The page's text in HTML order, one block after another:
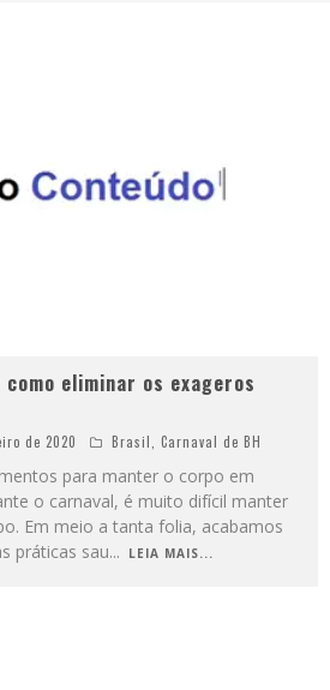
eliminar os exageros
de 2020 Brasil, Carnaval de BH
para manter o corpo em
o carnaval, é muito difícil manter
Em meio a tanta folia, acabamos
práticas sau... LEIA MAIS...